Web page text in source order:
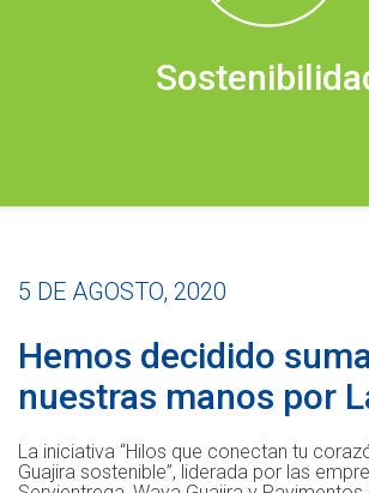
5 DE AGOSTO, 2020
Hemos decidido
nuestras manos por
La iniciativa “Hilos que conectan tu
Guajira sostenible”, liderada por las